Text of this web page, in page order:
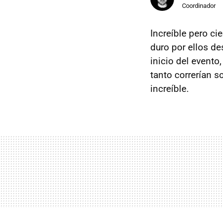
Coordinador
Increíble pero
duro por ellos
inicio del
tanto correrían
increíble.